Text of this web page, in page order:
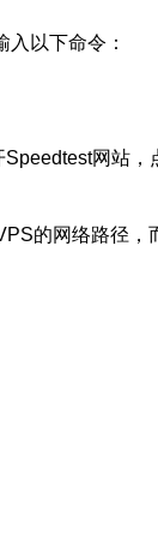
以下命令：
网站，
的网络路径，